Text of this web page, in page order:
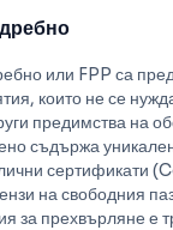
или FPP са
които не се
предимства на
съдържа
сертификати
на свободния
за прехвърляне е